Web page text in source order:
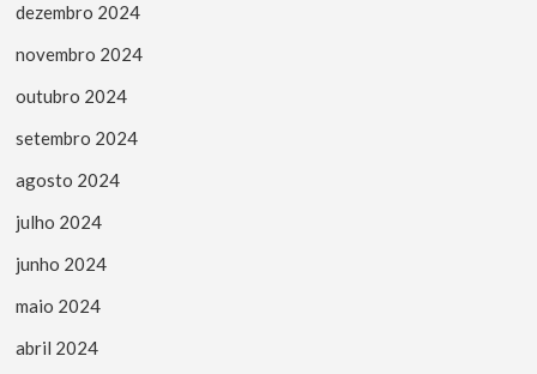
dezembro 2024
novembro 2024
outubro 2024
setembro 2024
agosto 2024
julho 2024
junho 2024
maio 2024
abril 2024